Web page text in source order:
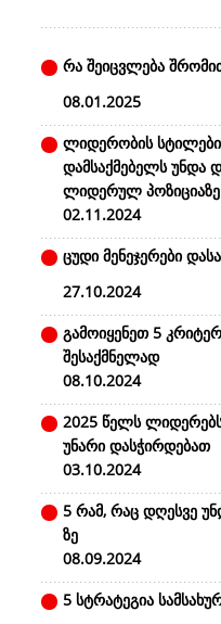
რა შეიცვლება
08.01.2025
ლიდერობის
დამსაქმებელს უნდა
ლიდერულ პოზიციაზე
02.11.2024
ცუდი მენეჯერები
27.10.2024
გამოიყენეთ 5
შესაქმნელად
08.10.2024
2025 წელს ლიდერებს
უნარი დასჭირდებათ
03.10.2024
5 რამ, რაც დღესვე
ზე
08.09.2024
5 სტრატეგია